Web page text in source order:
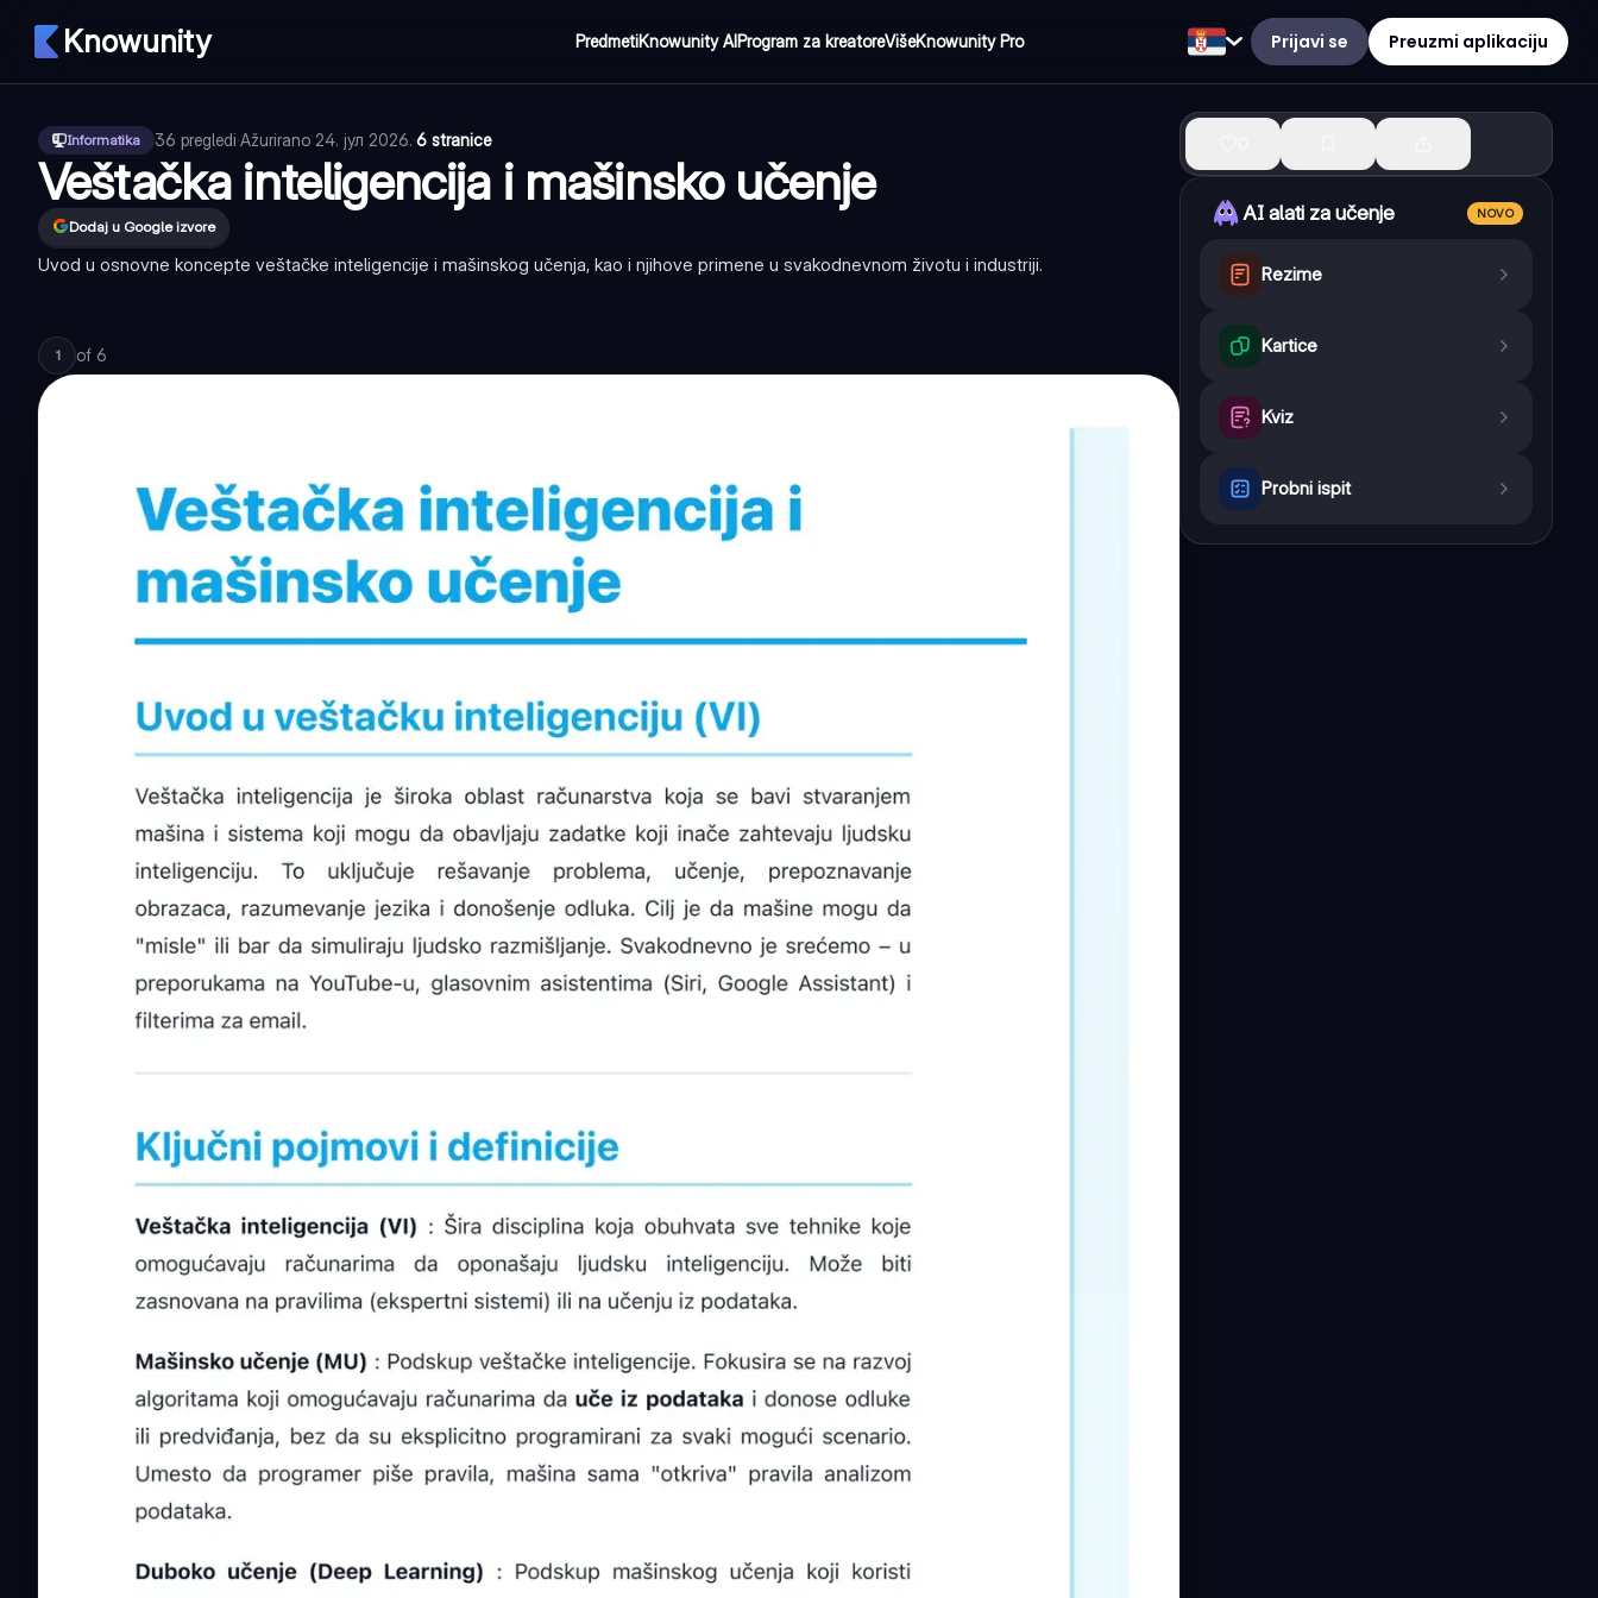
Knowunity PredmetiKnowunity AIProgram za kreatoreVišeKnowunity Pro Prijavi se Preuzmi aplikaciju
Informatika 36 pregledi·Ažurirano 24. јул 2026.·6 stranice
Veštačka inteligencija i mašinsko učenje
Dodaj u Google izvore
Uvod u osnovne koncepte veštačke inteligencije i mašinskog učenja, kao i njihove primene u svakodnevnom životu i industriji.
1 of 6
AI alati za učenje NOVO
Rezime
Kartice
Kviz
Probni ispit